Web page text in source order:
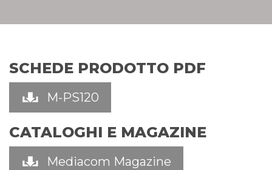
SCHEDE PRODOTTO PDF
M-PS120
CATALOGHI E MAGAZINE
Mediacom Magazine